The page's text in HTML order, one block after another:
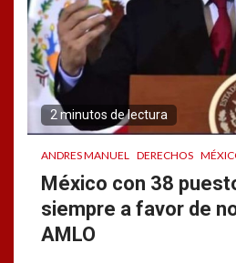
2 minutos de lectura
ANDRES MANUEL DERECHOS
México con 38
siempre a favor de
AMLO